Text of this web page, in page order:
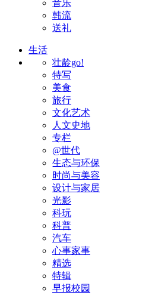
音乐
韩流
送礼
生活
壮龄go!
特写
美食
旅行
文化艺术
人文史地
专栏
@世代
生态与环保
时尚与美容
设计与家居
光影
科玩
科普
汽车
心事家事
精选
特辑
早报校园